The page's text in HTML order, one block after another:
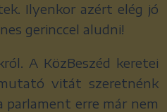
Ilyenkor azért elég jó
gerinccel aludni!
A KözBeszéd keretei
vitát szeretnénk
parlament erre már nem